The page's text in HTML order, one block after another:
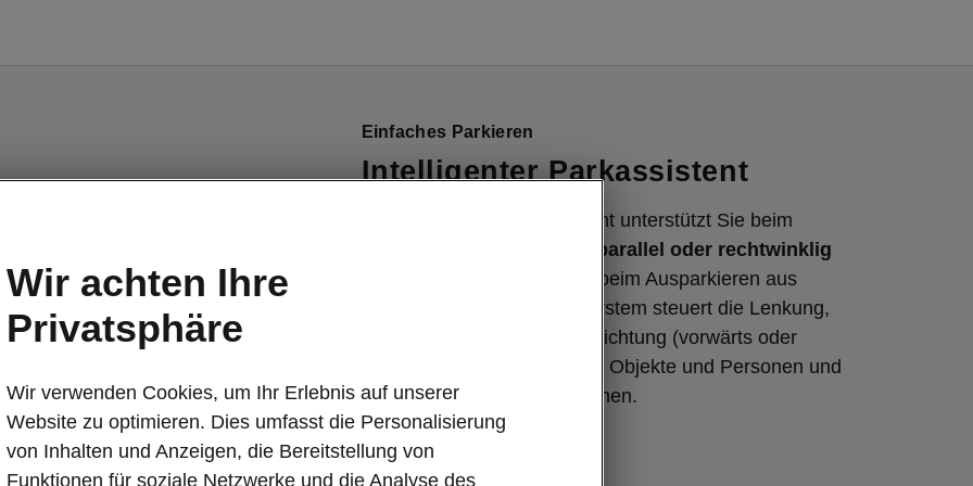
Einfaches Parkieren
Intelligenter Parkassistent
Der intelligente Parkassistent unterstützt Sie beim
parallel oder rechtwinklig
und beim Ausparkieren aus
solchen Parklücken. Das System steuert die Lenkung,
das Bremsen und die Fahrtrichtung (vorwärts oder
rückwärts). Es erkennt auch Objekte und Personen und
vermeidet Kollisionen mit ihnen.
Wir achten Ihre
Privatsphäre
Wir verwenden Cookies, um Ihr Erlebnis auf unserer
Website zu optimieren. Dies umfasst die Personalisierung
von Inhalten und Anzeigen, die Bereitstellung von
Funktionen für soziale Netzwerke und die Analyse des